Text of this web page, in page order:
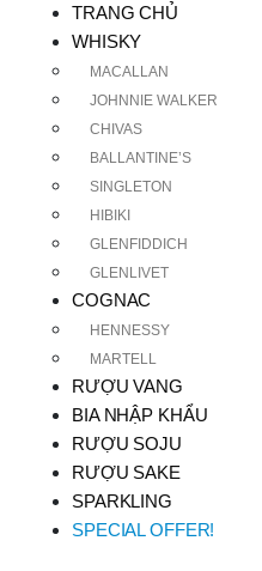
TRANG CHỦ
WHISKY
MACALLAN
JOHNNIE WALKER
CHIVAS
BALLANTINE’S
SINGLETON
HIBIKI
GLENFIDDICH
GLENLIVET
COGNAC
HENNESSY
MARTELL
RƯỢU VANG
BIA NHẬP KHẨU
RƯỢU SOJU
RƯỢU SAKE
SPARKLING
SPECIAL OFFER!